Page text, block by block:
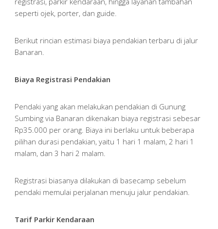
seperti ojek, porter, dan guide.
Berikut rincian estimasi biaya pendakian terbaru di jalur
Banaran.
Biaya Registrasi Pendakian
Pendaki yang akan melakukan pendakian di Gunung
Sumbing via Banaran dikenakan biaya registrasi sebesar
Rp35.000 per orang. Biaya ini berlaku untuk beberapa
pilihan durasi pendakian, yaitu 1 hari 1 malam, 2 hari 1
malam, dan 3 hari 2 malam.
Registrasi biasanya dilakukan di basecamp sebelum
pendaki memulai perjalanan menuju jalur pendakian.
Tarif Parkir Kendaraan